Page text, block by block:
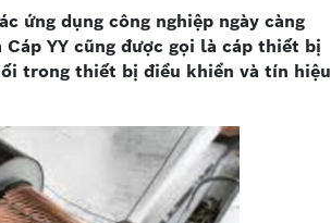
ứng dụng công nghiệp ngày càng
YY cũng được gọi là cáp thiết bị
trong thiết bị điều khiển và tín hiệu